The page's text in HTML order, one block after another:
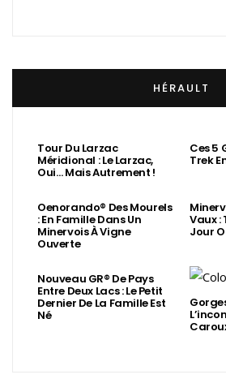
HÉRAULT
Tour Du Larzac
Méridional : Le Larzac,
Oui… Mais Autrement !
Ces 5
Trek
Oenorando® Des Mourels
: En Famille Dans Un
Minervois À Vigne
Ouverte
Vaux :
Jour
Nouveau GR® De Pays
Entre Deux Lacs : Le Petit
Dernier De La Famille Est
Né